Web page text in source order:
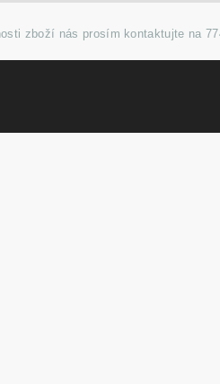
zboží nás prosím kontaktujte na